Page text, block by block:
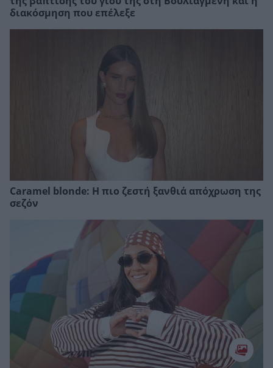
διακόσμηση που επέλεξε
Caramel blonde: Η πιο ζεστή ξανθιά απόχρωση της
σεζόν